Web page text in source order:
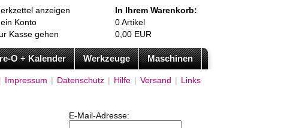
anzeigen
Konto
Kasse gehen
In Ihrem Warenkorb:
0Artikel
0,00 EUR
O + Kalender Werkzeuge Maschinen
| Impressum | Datenschutz | Hilfe | Versand | Links
E-Mail-Adresse: